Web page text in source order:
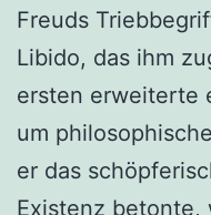
Freuds
Libido, das ihm
ersten erweiterte
um
er das
Existenz betonte,